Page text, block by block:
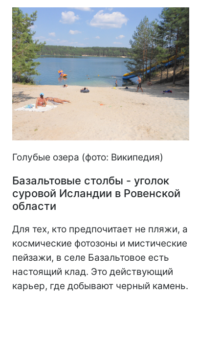
Голубые озера (фото: Википедия)
Базальтовые столбы - уголок
суровой Исландии в Ровенской
области
Для тех, кто предпочитает не пляжи, а
космические фотозоны и мистические
пейзажи, в селе Базальтовое есть
настоящий клад. Это действующий
карьер, где добывают черный камень.